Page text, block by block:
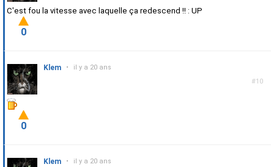
C'est fou la vitesse avec laquelle ça redescend !! : UP
0
#10
Klem • il y a 20 ans
0
Klem • il y a 20 ans